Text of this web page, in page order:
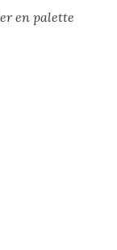
en palette